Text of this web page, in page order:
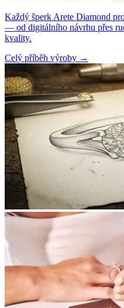
Každý šperk Arete Diamond
— od digitálního návrhu přes
kvality.
Celý příběh výroby →